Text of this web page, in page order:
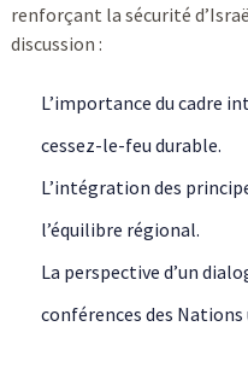
renforçant la sécurité
discussion :
L’importance du cadre
cessez-le-feu durable.
L’intégration des
l’équilibre régional.
La perspective d’un
conférences des Nations